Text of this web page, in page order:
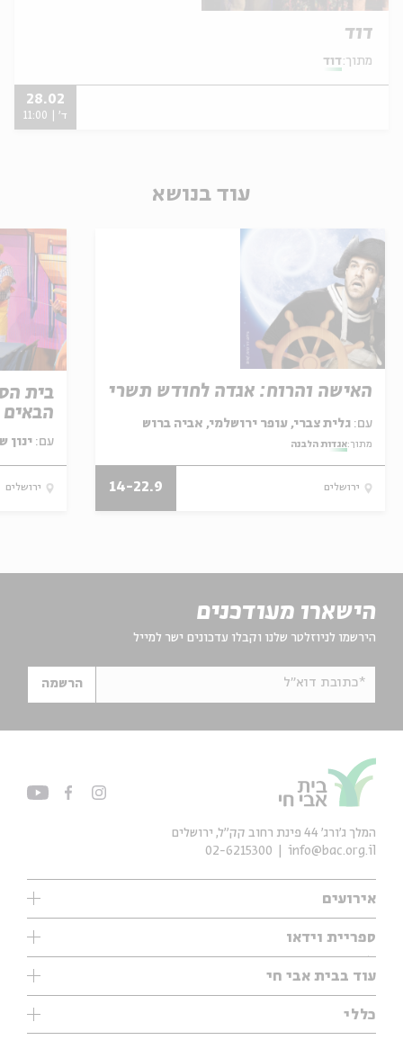
דוד
מתוך:דוד
28.02
ד' | 11:00
עוד בנושא
האישה והרוח: אגדה לחודש תשרי
עם:
מתוך:אגדות הלבנה
ירושלים 14-22.9
בית
עם: ינון
ירושלים
הישארו מעודכנים
הירשמו לניוזלטר שלנו וקבלו עדכונים ישר למייל
*כתובת דוא"ל הרשמה
אירועים
עיון
אנגלית
נוער
ספריית וידאו
ילדים
מוזיקה
עיון
מיוחדים
עוד בבית אבי חי
תערוכות
מיוחדים
כללי
המלך ג'ורג' 44 פינת רחוב קק״ל, ירושלים
info@bac.org.il
02-6215300